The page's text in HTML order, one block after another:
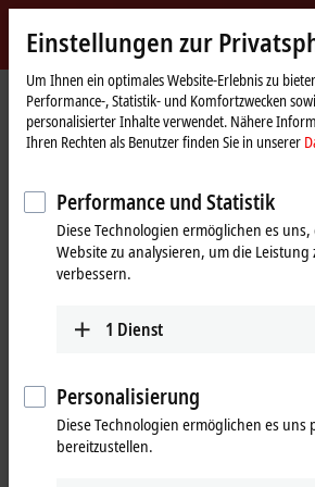
Beckhoff
-
New
Automation
Technology
StartseiteUnternehmen
News
Mit Klick auf "Akzeptieren" zeigen wir das
Einstellung zur Privatsphäre an, dabei
Vimeo geladen. Beachten Sie dazu
Einstellungen zur
Um Ihnen ein optimales Website-Erlebnis zu
Performance-, Statistik- und Komfortzwecken
personalisierter Inhalte verwendet. Nähere
Ihren Rechten als Benutzer finden Sie in unserer
Performance und Statistik
Diese Technologien ermöglichen es
Website zu analysieren, um die Leistung
verbessern.
1 Dienst
Personalisierung
Diese Technologien ermöglichen es
bereitzustellen.